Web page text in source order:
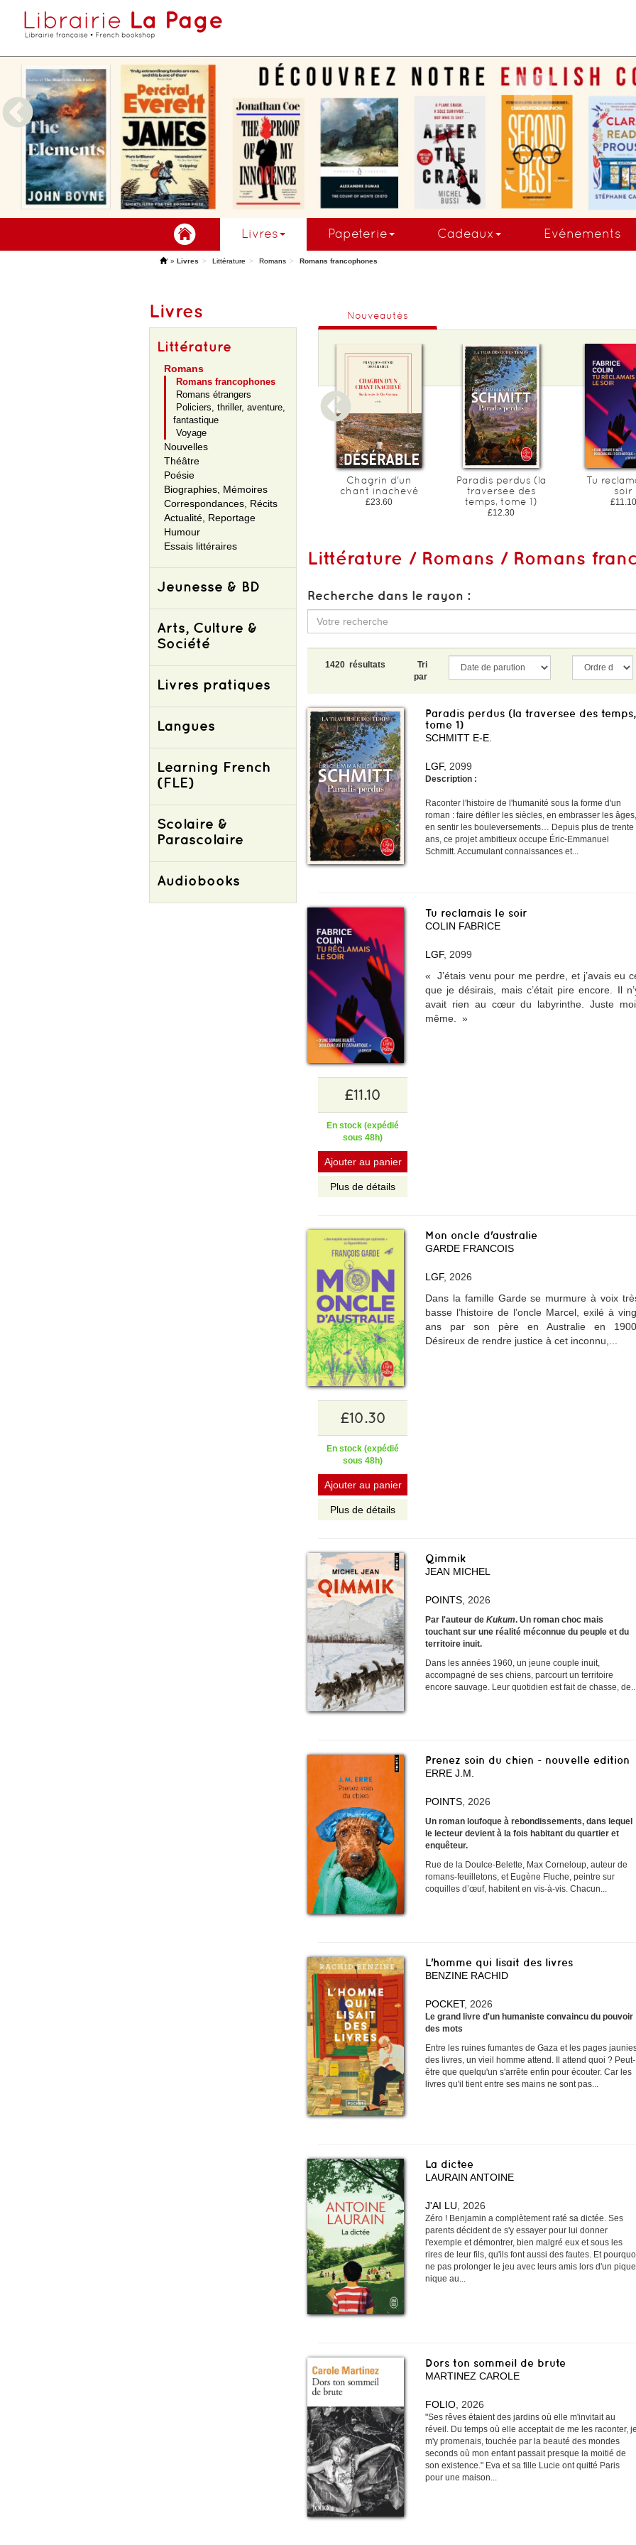
COMMANDEZ
Livres Papeterie Cadeaux Evénements
'» Livres Littérature Romans Romans francophones
Livres
Littérature
Romans
Romans francophones
Romans étrangers
Policiers, thriller, aventure,
fantastique
Voyage
Nouvelles
Théâtre
Poésie
Biographies, Mémoires
Correspondances, Récits
Actualité, Reportage
Humour
Essais littéraires
Jeunesse & BD
Arts, Culture &
Société
Livres pratiques
Langues
Learning French
(FLE)
Scolaire &
Parascolaire
Audiobooks
Nouveautés
Mussolini - tome
01 - avanti popolo
emilia del valle
£26.00
Chagrin d'un
chant inachevé
£23.60
Paradis perdus (la
traversee des
temps, tome 1)
£12.30
Tu
soir
£11.10
Littérature / Romans / Romans
Recherche dans le rayon :
1420 résultats
Tri
par
Paradis perdus (la traversee des temps,
tome 1)
SCHMITT E-E.
LGF, 2099
Description :
Raconter l'histoire de l'humanité sous la forme d'un
roman : faire défiler les siècles, en embrasser les âges,
en sentir les bouleversements… Depuis plus de trente
ans, ce projet ambitieux occupe Éric-Emmanuel
Schmitt. Accumulant connaissances et...
Tu reclamais le soir
COLIN FABRICE
LGF, 2099
« J’étais venu pour me perdre, et j’avais eu
que je désirais, mais c’était pire encore. Il
avait rien au cœur du labyrinthe. Juste
même. »
£11.10
En stock (expédié
sous 48h)
Ajouter au panier
Plus de détails
Mon oncle d'australie
GARDE FRANCOIS
LGF, 2026
Dans la famille Garde se murmure à voix
basse l’histoire de l’oncle Marcel, exilé à
ans par son père en Australie en 1900.
Désireux de rendre justice à cet inconnu,...
£10.30
En stock (expédié
sous 48h)
Ajouter au panier
Plus de détails
Qimmik
JEAN MICHEL
POINTS , 2026
Par l'auteur deKukum. Un roman choc mais
touchant sur une réalité méconnue du peuple et du
territoire inuit.
Dans les années 1960, un jeune couple inuit,
accompagné de ses chiens, parcourt un territoire
encore sauvage. Leur quotidien est fait de chasse, de...
Prenez soin du chien - nouvelle edition
ERRE J.M.
POINTS, 2026
Un roman loufoque à rebondissements, dans lequel
le lecteur devient à la fois habitant du quartier et
enquêteur.
Rue de la Doulce-Belette, Max Corneloup, auteur de
romans-feuilletons, et Eugène Fluche, peintre sur
coquilles d’œuf, habitent en vis-à-vis. Chacun...
L'homme qui lisait des livres
BENZINE RACHID
POCKET, 2026
Le grand livre d'un humaniste convaincu du pouvoir
des mots
Entre les ruines fumantes de Gaza et les pages
des livres, un vieil homme attend. Il attend quoi ? Peut-
être que quelqu'un s'arrête enfin pour écouter. Car les
livres qu'il tient entre ses mains ne sont pas...
La dictee
LAURAIN ANTOINE
J'AI LU , 2026
Zéro ! Benjamin a complètement raté sa dictée. Ses
parents décident de s'y essayer pour lui donner
l'exemple et démontrer, bien malgré eux et sous les
rires de leur fils, qu'ils font aussi des fautes. Et
ne pas prolonger le jeu avec leurs amis lors d'un
nique au...
Dors ton sommeil de brute
MARTINEZ CAROLE
FOLIO, 2026
"Ses rêves étaient des jardins où elle m'invitait au
réveil. Du temps où elle acceptait de me les raconter, je
m'y promenais, touchée par la beauté des mondes
seconds où mon enfant passait presque la moitié de
son existence." Eva et sa fille Lucie ont quitté Paris
pour une maison...